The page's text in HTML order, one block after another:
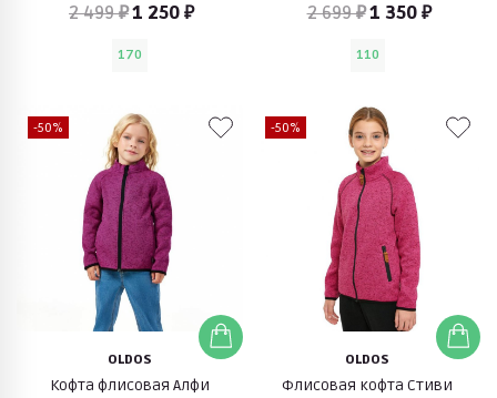
2 499 ₽1 250 ₽
170
2 699 ₽1 350 ₽
110
-50%
OLDOS
Кофта флисовая Алфи
-50%
OLDOS
Флисовая кофта Стиви